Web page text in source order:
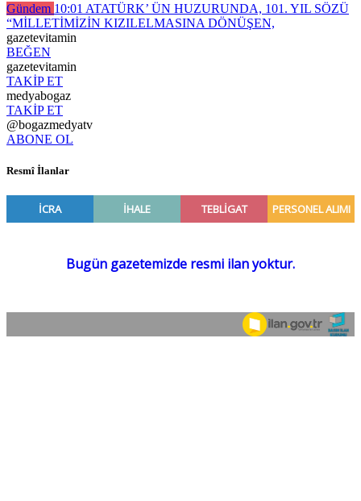
Gündem 10:01 ATATÜRK’ ÜN HUZURUNDA, 101. YIL SÖZÜ
“MİLLETİMİZİN KIZILELMASINA DÖNÜŞEN,
gazetevitamin
BEĞEN
gazetevitamin
TAKİP ET
medyabogaz
TAKİP ET
@bogazmedyatv
ABONE OL
Resmî İlanlar